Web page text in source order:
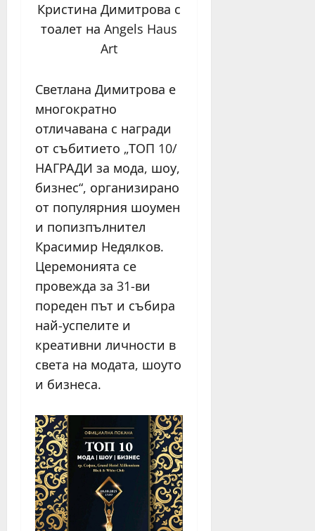
Кристина Димитрова с
тоалет на Angels Haus
Art
Светлана Димитрова е
многократно
отличавана с награди
от събитието „ТОП 10/
НАГРАДИ за мода, шоу,
бизнес“, организирано
от популярния шоумен
и попизпълнител
Красимир Недялков.
Церемонията се
провежда за 31-ви
пореден път и събира
най-успелите и
креативни личности в
света на модата, шоуто
и бизнеса.